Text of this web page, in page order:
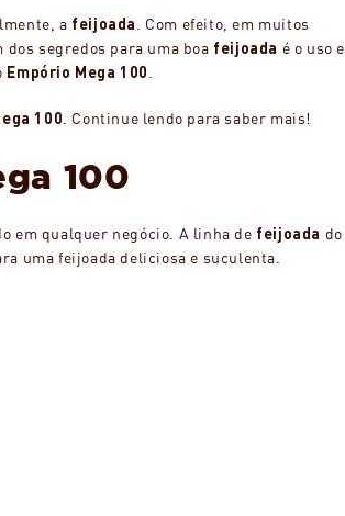
a feijoada
. Com efeito, em muitos
segredos para uma boa feijoada é o uso e
Empório Mega 100
100 . Continue lendo para saber mais!
100
em qualquer negócio. A linha de feijoada do
uma feijoada deliciosa e suculenta.